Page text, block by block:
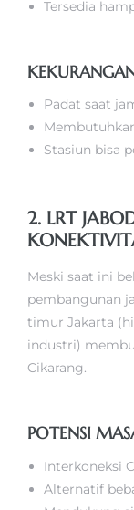
Tersedia
Padat saat
Stasiun bisa
2. LRT
Meski saat ini
pembangunan
timur Jakarta
industri)
Cikarang.
POTENSI
Interkoneksi
Alternatif